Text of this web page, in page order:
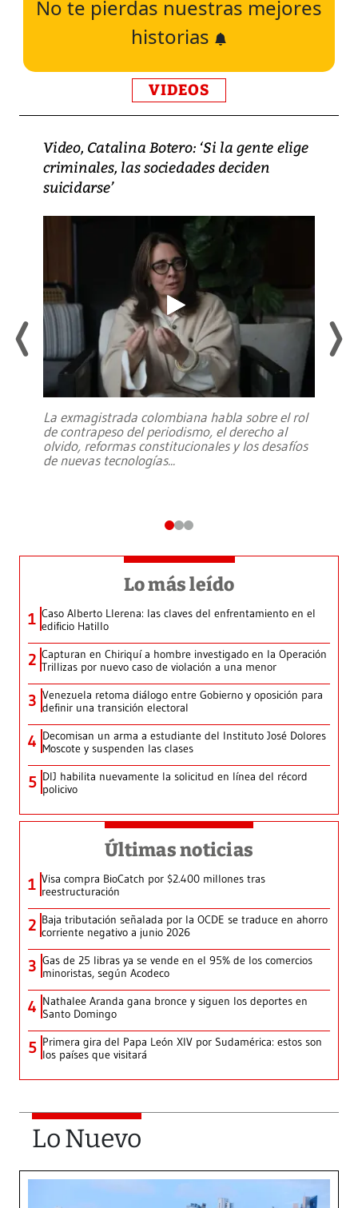
No te pierdas nuestras mejores
historias
VIDEOS
Video, Catalina Botero: ‘Si la gente elige
criminales, las sociedades deciden
suicidarse’
La exmagistrada colombiana habla sobre el rol
de contrapeso del periodismo, el derecho al
olvido, reformas constitucionales y los desafíos
de nuevas tecnologías...
Lo más leído
1 Caso Alberto Llerena: las claves del enfrentamiento en el
edificio Hatillo
2 Capturan en Chiriquí a hombre investigado en la Operación
Trillizas por nuevo caso de violación a una menor
3 Venezuela retoma diálogo entre Gobierno y oposición para
definir una transición electoral
4 Decomisan un arma a estudiante del Instituto José Dolores
Moscote y suspenden las clases
5 DIJ habilita nuevamente la solicitud en línea del récord
policivo
Últimas noticias
1 Visa compra BioCatch por $2.400 millones tras
reestructuración
2 Baja tributación señalada por la OCDE se traduce en ahorro
corriente negativo a junio 2026
3 Gas de 25 libras ya se vende en el 95% de los comercios
minoristas, según Acodeco
4 Nathalee Aranda gana bronce y siguen los deportes en
Santo Domingo
5 Primera gira del Papa León XIV por Sudamérica: estos son
los países que visitará
Lo Nuevo